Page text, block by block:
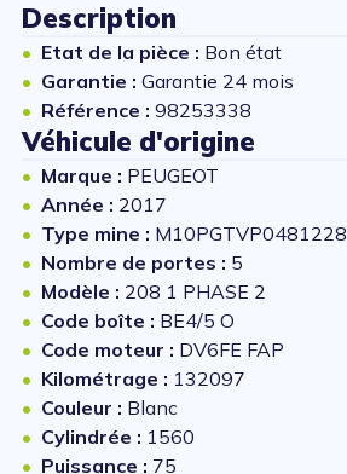
Description
Etat de la pièce : Bon état
Garantie : Garantie 24 mois
Référence : 98253338
Véhicule d'origine
Marque : PEUGEOT
Année : 2017
Type mine : M10PGTVP0481228
Nombre de portes : 5
Modèle : 208 1 PHASE 2
Code boîte : BE4/5 O
Code moteur : DV6FE FAP
Kilométrage : 132097
Couleur : Blanc
Cylindrée : 1560
Puissance : 75